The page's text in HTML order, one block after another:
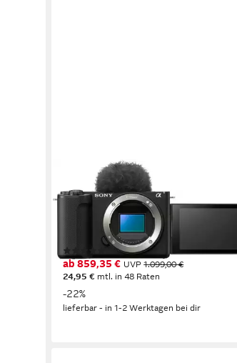
Alpha ZV-E10 II Systemkamera-Body
26 MP
Auflösung Foto
4K Ultra HD
Auflösung Video
Sony E-Objektiv Anschluss
(1)
ab 859,35 € UVP1.099,00 €
24,95 € mtl. in 48 Raten
-22%
lieferbar - in 1-2 Werktagen bei dir